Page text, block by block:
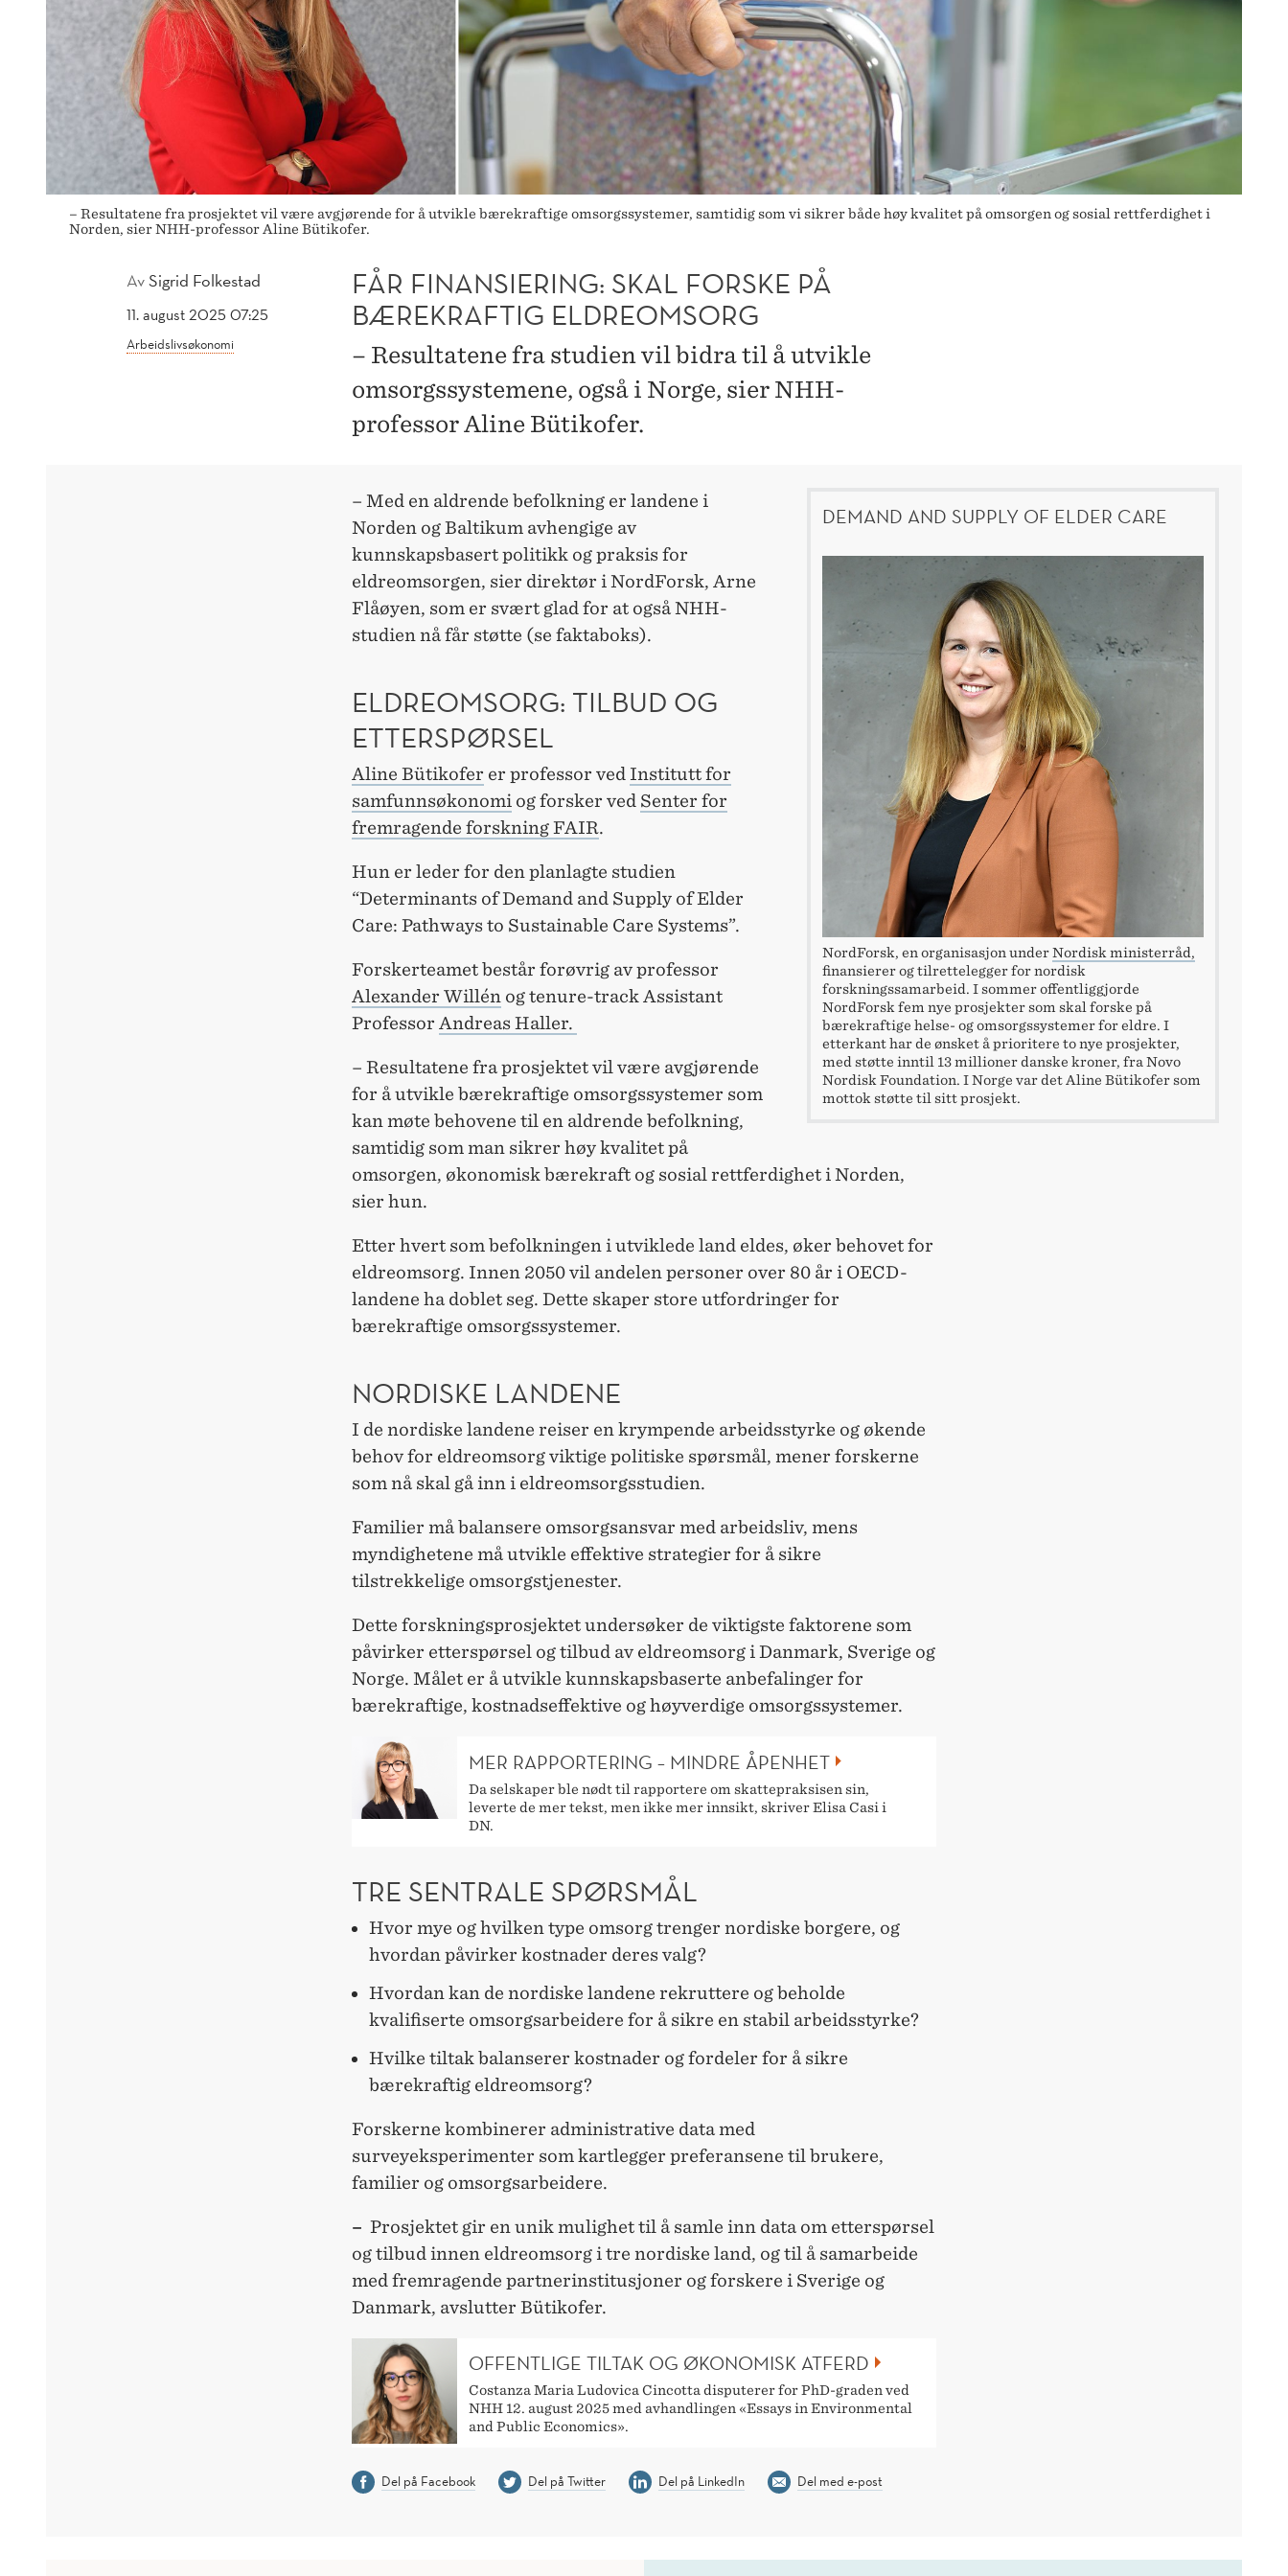
– Resultatene fra prosjektet vil være avgjørende for å utvikle bærekraftige omsorgssystemer, samtidig som vi sikrer både høy kvalitet på omsorgen og sosial rettferdighet i
Norden, sier NHH-professor Aline Bütikofer.
AvSigrid Folkestad
11. august 2025 07:25
Arbeidslivsøkonomi
FÅR FINANSIERING: SKAL FORSKE PÅ
BÆREKRAFTIG ELDREOMSORG
– Resultatene fra studien vil bidra til å utvikle
omsorgssystemene, også i Norge, sier NHH-
professor Aline Bütikofer.
DEMAND AND SUPPLY OF ELDER CARE
NordForsk, en organisasjon underNordisk ministerråd,
finansierer og tilrettelegger for nordisk
forskningssamarbeid. I sommer offentliggjorde
NordForsk fem nye prosjekter som skal forske på
bærekraftige helse- og omsorgssystemer for eldre. I
etterkant har de ønsket å prioritere to nye prosjekter,
med støtte inntil 13 millioner danske kroner, fra Novo
Nordisk Foundation. I Norge var det Aline Bütikofer som
mottok støtte til sitt prosjekt.
– Med en aldrende befolkning er landene i
Norden og Baltikum avhengige av
kunnskapsbasert politikk og praksis for
eldreomsorgen, sier direktør i NordForsk, Arne
Flåøyen, som er svært glad for at også NHH-
studien nå får støtte (se faktaboks).
ELDREOMSORG: TILBUD OG
ETTERSPØRSEL
Aline Bütikofer er professor ved Institutt for
samfunnsøkonomi og forsker ved Senter for
fremragende forskning FAIR.
Hun er leder for den planlagte studien
“Determinants of Demand and Supply of Elder
Care: Pathways to Sustainable Care Systems”.
Forskerteamet består forøvrig av professor
Alexander Willén og tenure-track Assistant
Professor Andreas Haller.
– Resultatene fra prosjektet vil være avgjørende
for å utvikle bærekraftige omsorgssystemer som
kan møte behovene til en aldrende befolkning,
samtidig som man sikrer høy kvalitet på
omsorgen, økonomisk bærekraft og sosial rettferdighet i Norden,
sier hun.
Etter hvert som befolkningen i utviklede land eldes, øker behovet for
eldreomsorg. Innen 2050 vil andelen personer over 80 år i OECD-
landene ha doblet seg. Dette skaper store utfordringer for
bærekraftige omsorgssystemer.
NORDISKE LANDENE
I de nordiske landene reiser en krympende arbeidsstyrke og økende
behov for eldreomsorg viktige politiske spørsmål, mener forskerne
som nå skal gå inn i eldreomsorgsstudien.
Familier må balansere omsorgsansvar med arbeidsliv, mens
myndighetene må utvikle effektive strategier for å sikre
tilstrekkelige omsorgstjenester.
Dette forskningsprosjektet undersøker de viktigste faktorene som
påvirker etterspørsel og tilbud av eldreomsorg i Danmark, Sverige og
Norge. Målet er å utvikle kunnskapsbaserte anbefalinger for
bærekraftige, kostnadseffektive og høyverdige omsorgssystemer.
MER RAPPORTERING – MINDRE ÅPENHET
Da selskaper ble nødt til rapportere om skattepraksisen sin,
leverte de mer tekst, men ikke mer innsikt, skriver Elisa Casi i
DN.
TRE SENTRALE SPØRSMÅL
Hvor mye og hvilken type omsorg trenger nordiske borgere, og
hvordan påvirker kostnader deres valg?
Hvordan kan de nordiske landene rekruttere og beholde
kvalifiserte omsorgsarbeidere for å sikre en stabil arbeidsstyrke?
Hvilke tiltak balanserer kostnader og fordeler for å sikre
bærekraftig eldreomsorg?
Forskerne kombinerer administrative data med
surveyeksperimenter som kartlegger preferansene til brukere,
familier og omsorgsarbeidere.
– Prosjektet gir en unik mulighet til å samle inn data om etterspørsel
og tilbud innen eldreomsorg i tre nordiske land, og til å samarbeide
med fremragende partnerinstitusjoner og forskere i Sverige og
Danmark, avslutter Bütikofer.
OFFENTLIGE TILTAK OG ØKONOMISK ATFERD
Costanza Maria Ludovica Cincotta disputerer for PhD-graden ved
NHH 12. august 2025 med avhandlingen «Essays in Environmental
and Public Economics».
Del på Facebook Del på Twitter Del på LinkedIn Del med e-post